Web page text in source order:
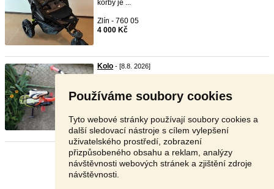
Používáme soubory cookies
Tyto webové stránky používají soubory cookies a
další sledovací nástroje s cílem vylepšení
uživatelského prostředí, zobrazení
přizpůsobeného obsahu a reklam, analýzy
návštěvnosti webových stránek a zjištění zdroje
návštěvnosti.
korby je ...
Zlín - 760 05
4 000 Kč
Kolo - [8.8. 2026]
Kroměříž - 769 01
Stránka: 1 2 3 Další